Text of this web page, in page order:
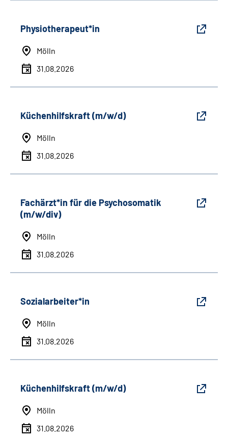
Physiotherapeut*in
Mölln
31.08.2026
Küchenhilfskraft (m/w/d)
Mölln
31.08.2026
Fachärzt*in für die Psychosomatik
(m/w/div)
Mölln
31.08.2026
Sozialarbeiter*in
Mölln
31.08.2026
Küchenhilfskraft (m/w/d)
Mölln
31.08.2026